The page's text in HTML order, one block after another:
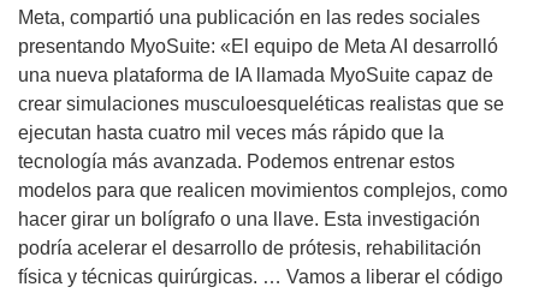
Meta, compartió una publicación en las redes sociales
presentando MyoSuite: «El equipo de Meta AI desarrolló
una nueva plataforma de IA llamada MyoSuite capaz de
crear simulaciones musculoesqueléticas realistas que se
ejecutan hasta cuatro mil veces más rápido que la
tecnología más avanzada. Podemos entrenar estos
modelos para que realicen movimientos complejos, como
hacer girar un bolígrafo o una llave. Esta investigación
podría acelerar el desarrollo de prótesis, rehabilitación
física y técnicas quirúrgicas. … Vamos a liberar el código